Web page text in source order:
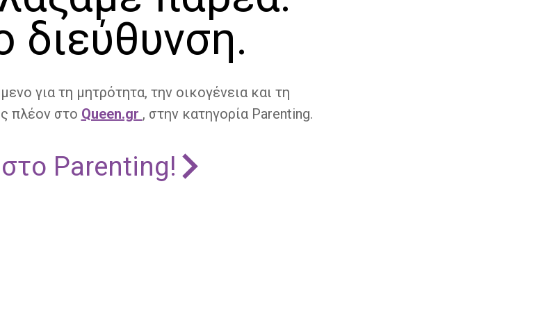
διεύθυνση.
για τη μητρότητα, την οικογένεια και τη
πλέον στο Queen.gr , στην κατηγορία Parenting.
Parenting!